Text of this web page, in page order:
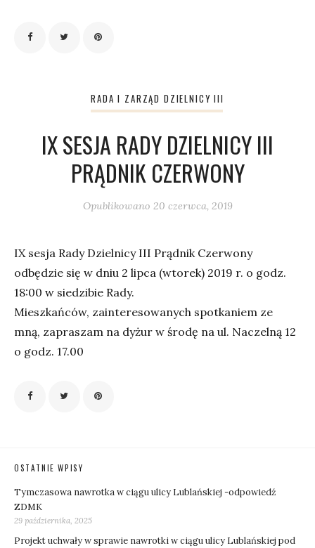
RADA I ZARZĄD DZIELNICY III
IX SESJA RADY DZIELNICY III
PRĄDNIK CZERWONY
Opublikowano 20 czerwca, 2019
IX sesja Rady Dzielnicy III Prądnik Czerwony
odbędzie się w dniu 2 lipca (wtorek) 2019 r. o godz.
18:00 w siedzibie Rady.
Mieszkańców, zainteresowanych spotkaniem ze
mną, zapraszam na dyżur w środę na ul. Naczelną 12
o godz. 17.00
OSTATNIE WPISY
Tymczasowa nawrotka w ciągu ulicy Lublańskiej -odpowiedź
ZDMK
29 października, 2025
Projekt uchwały w sprawie nawrotki w ciągu ulicy Lublańskiej pod